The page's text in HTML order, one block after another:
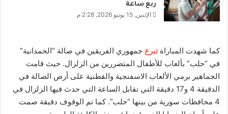
ربع ساعة
الإثنين, 15 يونيو 2026, 2:28 م
كما شهدت المباراةتبرع جمهوري الفريقين في صالة “الحمدانية”
في “حلب” بألعاب للأطفال المتضررين من الزلزال. حيث قامت
الجماهير برمي الألعاب الاسفنجية والقطنية على أرض الصالة في
الدقيقة 4 و17 دقيقة التي تقابل الساعة التي حدث فيها الزلزال في
4 محافظات سورية من بينها “حلب”. كما تم الوقوف دقيقة صمت